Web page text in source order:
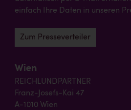
einfach Ihre Daten in unseren
Zum Presseverteiler
Wien
REICHLUNDPARTNER
Franz-Josefs-Kai 47
A-1010 Wien